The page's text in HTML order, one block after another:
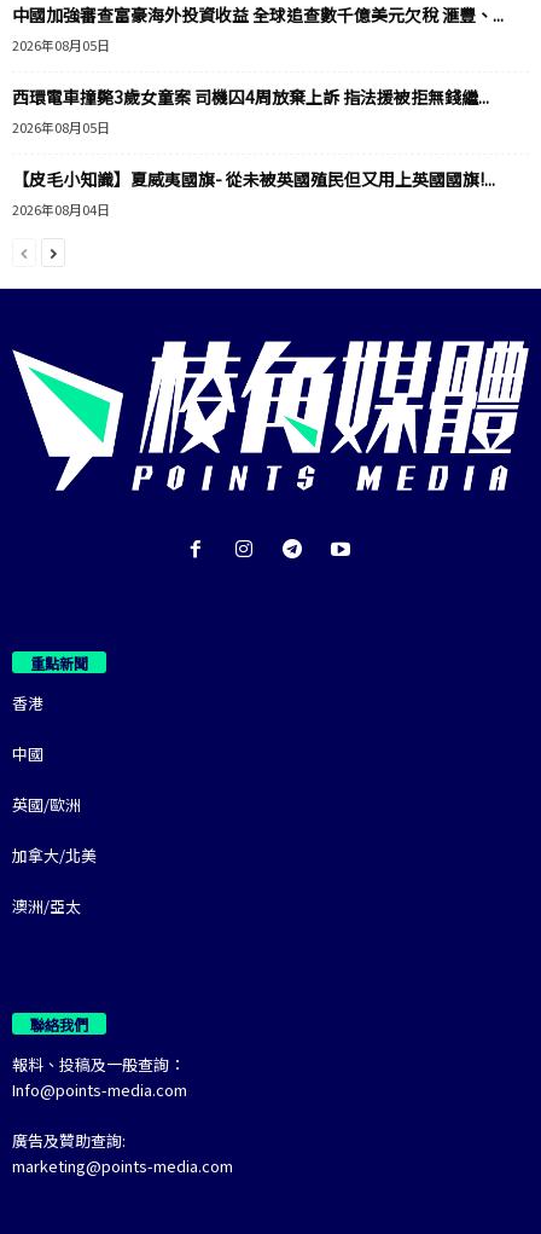
中國加強審查富豪海外投資收益 全球追查數千億美元欠稅 滙豐、...
2026年08月05日
西環電車撞斃3歲女童案 司機囚4周放棄上訴 指法援被拒無錢繼...
2026年08月05日
【皮毛小知識】夏威夷國旗- 從未被英國殖民但又用上英國國旗!...
2026年08月04日
重點新聞
香港
中國
英國/歐洲
加拿大/北美
澳洲/亞太
聯絡我們
報料、投稿及一般查詢：
Info@points-media.com
廣告及贊助查詢:
marketing@points-media.com